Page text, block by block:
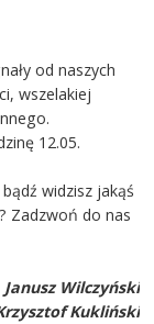
od naszych
wszelakiej
12.05.
widzisz jakąś
Zadzwoń do nas
Janusz Wilczyński
Kukliński